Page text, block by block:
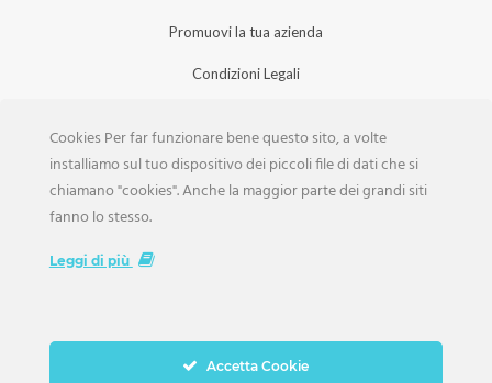
Promuovi la tua azienda
Condizioni Legali
Iscrizione Aziende
Scarica la Rivista
Cookies Per far funzionare bene questo sito, a volte
installiamo sul tuo dispositivo dei piccoli file di dati che si
chiamano "cookies". Anche la maggior parte dei grandi siti
fanno lo stesso.
Leggi di più
Accetta Cookie